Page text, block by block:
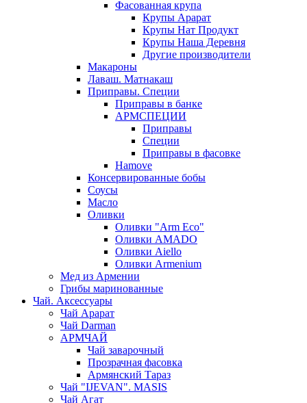
Фасованная крупа
Крупы Арарат
Крупы Нат Продукт
Крупы Наша Деревня
Другие производители
Макароны
Лаваш. Матнакаш
Приправы. Специи
Приправы в банке
АРМСПЕЦИИ
Приправы
Специи
Приправы в фасовке
Hamove
Консервированные бобы
Соусы
Масло
Оливки
Оливки "Arm Eco"
Оливки AMADO
Оливки Aiello
Оливки Armenium
Мед из Армении
Грибы маринованные
Чай. Аксессуары
Чай Арарат
Чай Darman
АРМЧАЙ
Чай заварочный
Прозрачная фасовка
Армянский Тараз
Чай "IJEVAN". MASIS
Чай Агат